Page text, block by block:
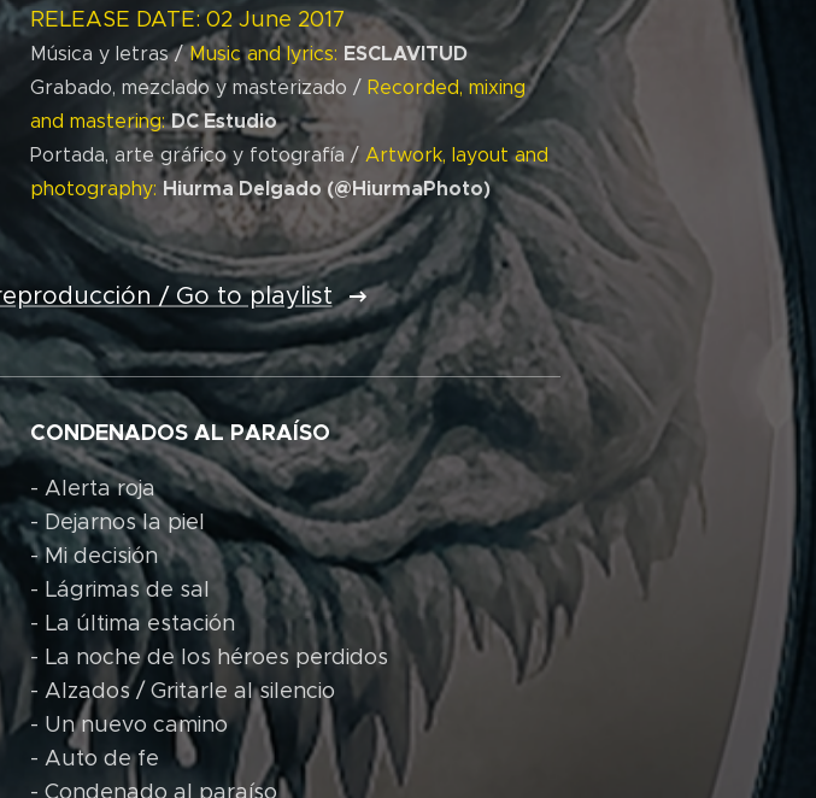
RELEASE DATE: 02 June 2017
Música y letras /Music and lyrics: ESCLAVITUD
Grabado, mezclado y masterizado / Recorded, mixing
and mastering: DC Estudio
Portada, arte gráfico y fotografía / Artwork, layout and
photography: Hiurma Delgado (@HiurmaPhoto)
/ Go to playlist
CONDENADOS AL PARAÍSO
- Alerta roja
- Dejarnos la piel
- Mi decisión
- Lágrimas de sal
- La última estación
- La noche de los héroes perdidos
- Alzados / Gritarle al silencio
- Un nuevo camino
- Auto de fe
- Condenado al paraíso